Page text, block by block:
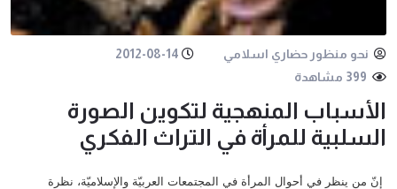
نحو منظور حضاري اسلامي
2012-08-14
الأسباب المنهجية لتكوين الصورة
السلبية للمرأة في التراث الفكري
إنّ من ينظر في أحوال المرأة في المجتمعات العربيّة والإسلاميّة، نظرة